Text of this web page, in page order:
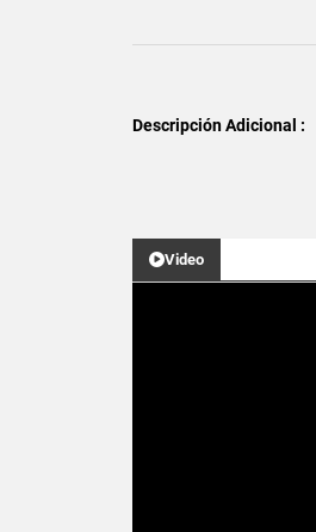
Descripción Adicional :
Video